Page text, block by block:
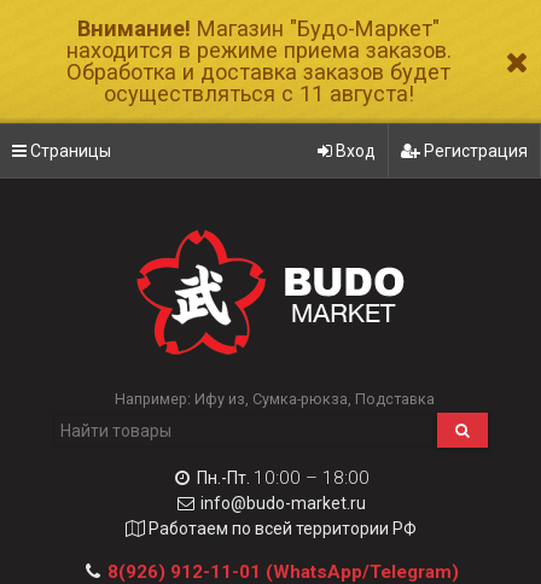
Внимание! Магазин "Будо-Маркет"
находится в режиме приема заказов.
Обработка и доставка заказов будет
осуществляться с 11 августа!
Страницы Вход Регистрация
Например: Ифу из Сумка-рюкза Подставка
Пн.-Пт. 10:00 – 18:00
info@budo-market.ru
Работаем по всей территории РФ
8(926) 912-11-01 (WhatsApp/Telegram)